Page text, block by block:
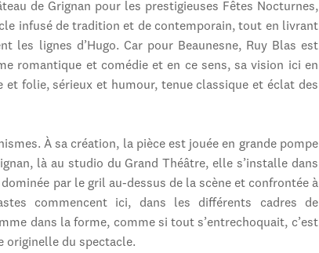
de Grignan pour les prestigieuses Fêtes Nocturnes,
infusé de tradition et de contemporain, tout en livrant
les lignes d’Hugo. Car pour Beaunesne, Ruy Blas est
romantique et comédie et en ce sens, sa vision ici en
et folie, sérieux et humour, tenue classique et éclat des
À sa création, la pièce est jouée en grande pompe
là au studio du Grand Théâtre, elle s’installe dans
par le gril au-dessus de la scène et confrontée à
commencent ici, dans les différents cadres de
dans la forme, comme si tout s’entrechoquait, c’est
originelle du spectacle.